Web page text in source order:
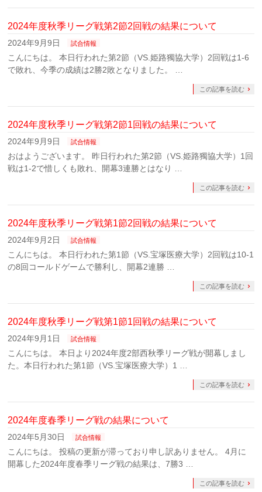
2024年度秋季リーグ戦第2節2回戦の結果について
2024年9月9日 試合情報
こんにちは。 本日行われた第2節（VS.姫路獨協大学）2回戦は1-6
で敗れ、今季の成績は2勝2敗となりました。 …
この記事を読む
2024年度秋季リーグ戦第2節1回戦の結果について
2024年9月9日 試合情報
おはようございます。 昨日行われた第2節（VS.姫路獨協大学）1回
戦は1-2で惜しくも敗れ、開幕3連勝とはなり …
この記事を読む
2024年度秋季リーグ戦第1節2回戦の結果について
2024年9月2日 試合情報
こんにちは。 本日行われた第1節（VS.宝塚医療大学）2回戦は10-1
の8回コールドゲームで勝利し、開幕2連勝 …
この記事を読む
2024年度秋季リーグ戦第1節1回戦の結果について
2024年9月1日 試合情報
こんにちは。 本日より2024年度2部西秋季リーグ戦が開幕しまし
た。本日行われた第1節（VS.宝塚医療大学）1 …
この記事を読む
2024年度春季リーグ戦の結果について
2024年5月30日 試合情報
こんにちは。 投稿の更新が滞っており申し訳ありません。 4月に
開幕した2024年度春季リーグ戦の結果は、7勝3 …
この記事を読む